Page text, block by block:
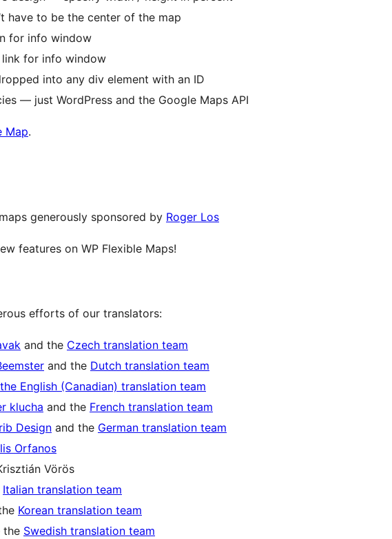
have to be the center of the map
for info window
for info window
into any div element with an ID
— just WordPress and the Google Maps API
Map.
generously sponsored by Roger Los
features on WP Flexible Maps!
efforts of our translators:
and the Czech translation team
and the Dutch translation team
the English (Canadian) translation team
klucha and the French translation team
Design and the German translation team
Orfanos
Vörös
Italian translation team
Korean translation team
the Swedish translation team